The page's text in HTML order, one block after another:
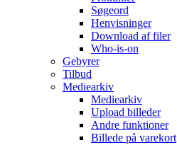
Søgeord
Henvisninger
Download af filer
Who-is-on
Gebyrer
Tilbud
Mediearkiv
Mediearkiv
Upload billeder
Andre funktioner
Billede på varekort